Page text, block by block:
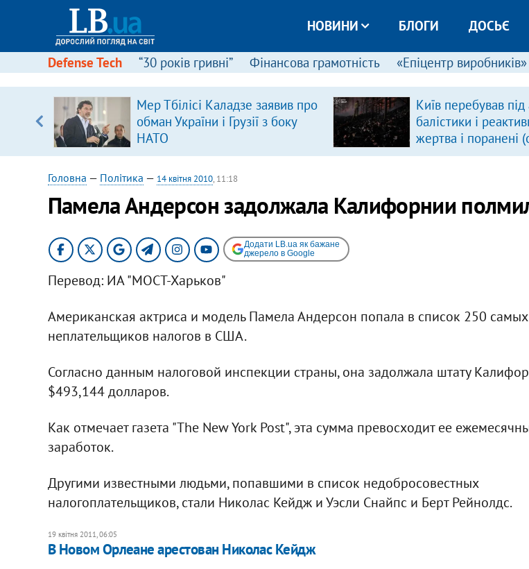
НОВИНИ БЛОГИ ДОСЬЄ
Defense Tech “30 років гривні” Фінансова грамотність «Епіцентр виробників»
Мер Тбілісі Каладзе заявив про
обман України і Грузії з боку
НАТО
Київ перебував
балістики і
жертва і поранені
Головна — Політика — 14 квітня 2010, 11:18
Памела Андерсон задолжала Калифорнии
Додати LB.ua як бажане
джерело в Google
Перевод: ИА "МОСТ-Харьков"
Американская актриса и модель Памела Андерсон попала в список 250
неплательщиков налогов в США.
Согласно данным налоговой инспекции страны, она задолжала штату
$493,144 долларов.
Как отмечает газета "The New York Post", эта сумма превосходит ее
заработок.
Другими известными людьми, попавшими в список недобросовестных
налогоплательщиков, стали Николас Кейдж и Уэсли Снайпс и Берт Рейнолдс.
19 квітня 2011, 06:05
В Новом Орлеане арестован Николас Кейдж